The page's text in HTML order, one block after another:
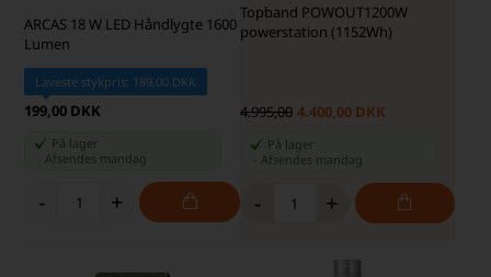
ARCAS 18 W LED Håndlygte 1600
Lumen
Laveste stykpris: 189,00 DKK
199,00 DKK
På lager
-Afsendes mandag
- +
Topband POWOUT1200W
powerstation (1152Wh)
4.995,00 4.400,00 DKK
På lager
Afsendes mandag
- +